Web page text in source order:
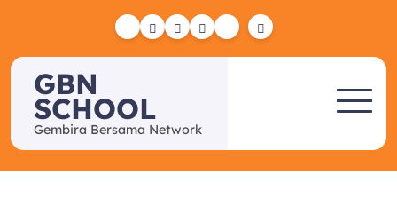
YelpFacebook
TwitterInstagram
Email
GBN
SCHOOL
Gembira Bersama Network